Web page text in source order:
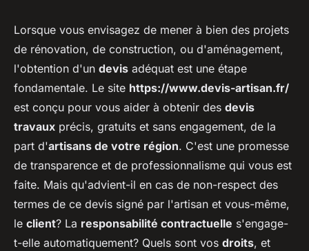
Devis d'artisan : Quelle
responsabilité en cas de non-
respect ?
sébastien• 16 septembre 2024• 2 min de lecture
Lorsque vous envisagez de mener à bien des projets
de rénovation, de construction, ou d'aménagement,
l'obtention d'un devis adéquat est une étape
fondamentale. Le site https://www.devis-artisan.fr/
est conçu pour vous aider à obtenir des devis
travaux précis, gratuits et sans engagement, de la
part d'artisans de votre région. C'est une promesse
de transparence et de professionnalisme qui vous est
faite. Mais qu'advient-il en cas de non-respect des
termes de ce devis signé par l'artisan et vous-même,
le client? La responsabilité contractuelle s'engage-
t-elle automatiquement? Quels sont vos droits, et